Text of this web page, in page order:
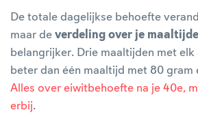
De totale dagelijkse behoefte
maar de verdeling over je
belangrijker. Drie maaltijden met
beter dan één maaltijd met 80 gram
Alles over eiwitbehoefte na je 40e,
erbij.